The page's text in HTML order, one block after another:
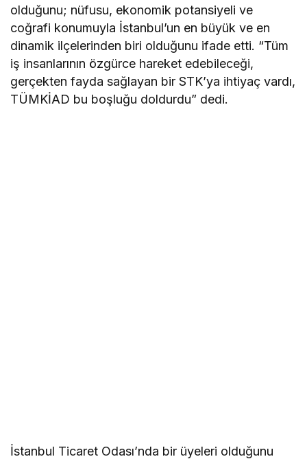
olduğunu; nüfusu, ekonomik potansiyeli ve
coğrafi konumuyla İstanbul’un en büyük ve en
dinamik ilçelerinden biri olduğunu ifade etti. “Tüm
iş insanlarının özgürce hareket edebileceği,
gerçekten fayda sağlayan bir STK’ya ihtiyaç vardı,
TÜMKİAD bu boşluğu doldurdu” dedi.
İstanbul Ticaret Odası’nda bir üyeleri olduğunu